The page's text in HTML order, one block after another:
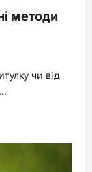
методи
чи від